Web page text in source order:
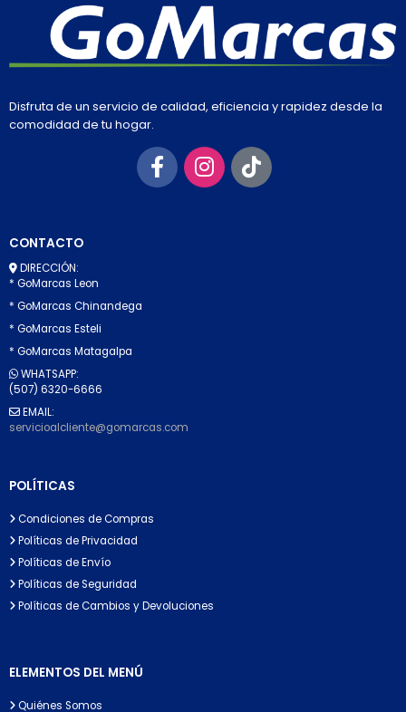
Disfruta de un servicio de calidad, eficiencia y rapidez desde la
comodidad de tu hogar.
CONTACTO
DIRECCIÓN:
* GoMarcas Leon
* GoMarcas Chinandega
* GoMarcas Esteli
* GoMarcas Matagalpa
WHATSAPP:
(507) 6320-6666
EMAIL:
servicioalcliente@gomarcas.com
POLÍTICAS
Condiciones de Compras
Políticas de Privacidad
Políticas de Envío
Políticas de Seguridad
Políticas de Cambios y Devoluciones
ELEMENTOS DEL MENÚ
Quiénes Somos